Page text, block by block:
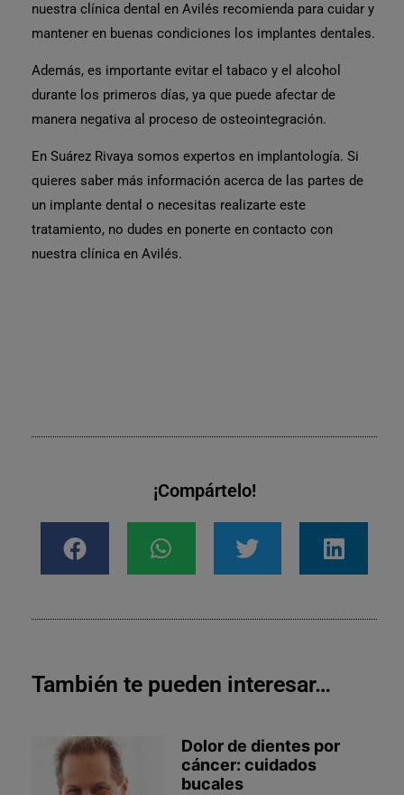
nuestra clínica dental en Avilés recomienda para cuidar y
mantener en buenas condiciones los implantes dentales.
Además, es importante evitar el tabaco y el alcohol
durante los primeros días, ya que puede afectar de
manera negativa al proceso de osteointegración.
En Suárez Rivaya somos expertos en implantología. Si
quieres saber más información acerca de las partes de
un implante dental o necesitas realizarte este
tratamiento, no dudes en ponerte en contacto con
nuestra clínica en Avilés.
¡Compártelo!
También te pueden interesar…
Dolor de dientes por
cáncer: cuidados
bucales